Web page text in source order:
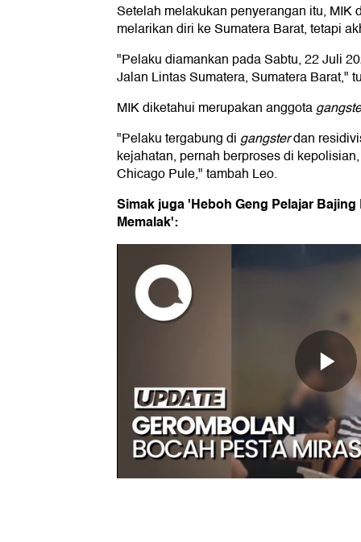
Setelah melakukan penyerangan itu, MIK
melarikan diri ke Sumatera Barat, tetapi
"Pelaku diamankan pada Sabtu, 22 Juli
Jalan Lintas Sumatera, Sumatera Barat,"
MIK diketahui merupakan anggota
"Pelaku tergabung digangsterdan
kejahatan, pernah berproses di
Chicago Pule," tambah Leo.
Simak juga 'Heboh Geng Pelajar
Memalak':